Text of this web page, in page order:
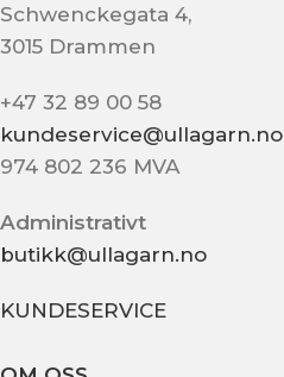
Schwenckegata 4,
3015 Drammen
+47 32 89 00 58
kundeservice@ullagarn.no
974 802 236 MVA
Administrativt
butikk@ullagarn.no
KUNDESERVICE